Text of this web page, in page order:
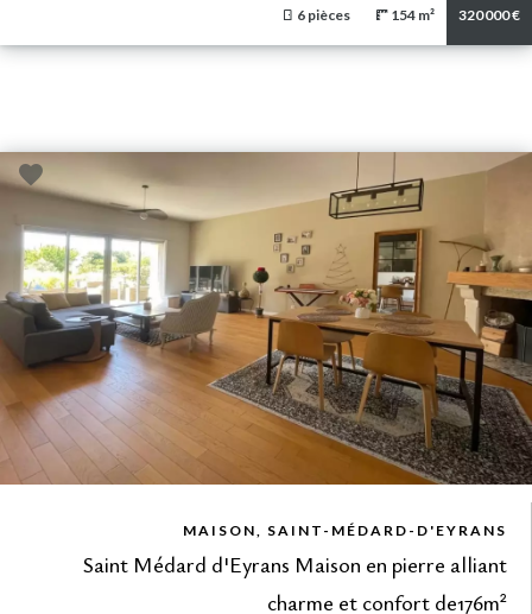
6 pièces 154 m² 320 000 €
MAISON, SAINT-MÉDARD-D'EYRANS
Saint Médard d'Eyrans Maison en pierre alliant
charme et confort de176m²